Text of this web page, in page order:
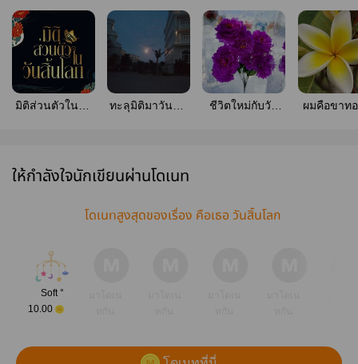
มิติส่วนตัวในวัน
ทะลุมิติมาวันสิ้น
ชีวิตใหม่กับวัน
ผมคือขาท
ให้กำลังใจนักเขียนผ่านโดเนท
โดเนทสูงสุดของเรื่อง คือเธอ วันสิ้นโลก
Soft °
10.00